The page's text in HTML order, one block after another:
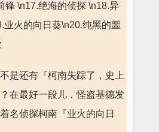
锋 \n17.绝海的侦探 \n18.异
业火的向日葵\n20.纯黑的噩
是还有『柯南失踪了，史上
在最好一段儿，怪盗基德发
名侦探柯南『业火的向日